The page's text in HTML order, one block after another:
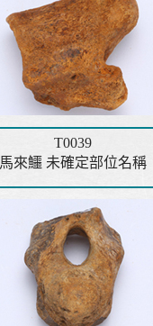
T0039
馬來鱷 未確定部位名稱